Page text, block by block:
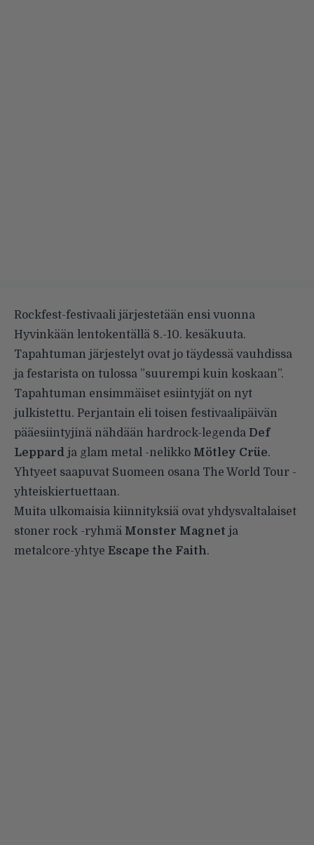
Rockfest-festivaali järjestetään ensi vuonna
Hyvinkään lentokentällä 8.-10. kesäkuuta.
Tapahtuman järjestelyt ovat jo täydessä vauhdissa
ja festarista on tulossa ”suurempi kuin koskaan”.
Tapahtuman ensimmäiset esiintyjät on nyt
julkistettu. Perjantain eli toisen festivaalipäivän
pääesiintyjinä nähdään hardrock-legenda Def
Leppard ja glam metal -nelikko Mötley Crüe.
Yhtyeet saapuvat Suomeen osana The World Tour -
yhteiskiertuettaan.
Muita ulkomaisia kiinnityksiä ovat yhdysvaltalaiset
stoner rock -ryhmä Monster Magnet ja
metalcore-yhtye Escape the Faith.